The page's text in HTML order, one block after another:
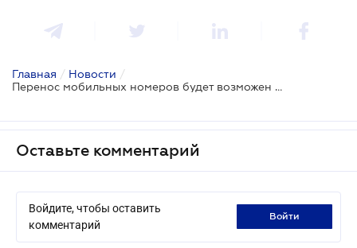
Главная / Новости /
Перенос мобильных номеров будет возможен с 1 мая 2019 года
Оставьте комментарий
Войдите, чтобы оставить
комментарий
войти